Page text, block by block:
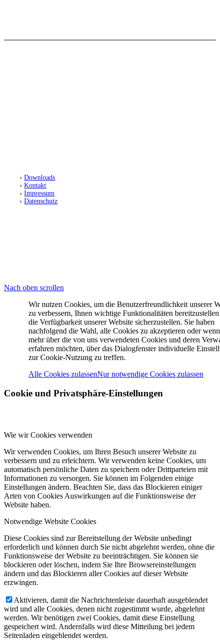
›Downloads
›Kontakt
›Impressum
›Datenschutz
Nach oben scrollen
Wir nutzen Cookies, um die Benutzerfreundlichkeit unserer
zu verbessern, Ihnen wichtige Funktionalitäten
die Verfügbarkeit unserer Website sicherzustellen. Sie haben
nachfolgend die Wahl, alle Cookies zu akzeptieren oder
mehr über die von uns verwendeten Cookies und deren
erfahren möchten, über das Dialogfenster individuelle
zur Cookie-Nutzung zu treffen.
Alle Cookies zulassenNur notwendige Cookies zulassen
Cookie und Privatsphäre-Einstellungen
Wie wir Cookies verwenden
Wir verwenden Cookies, um Ihren Besuch unserer Website zu
verbessern und zu erleichtern. Wir verwenden keine Cookies, um
automatisch persönliche Daten zu speichern oder Drittparteien mit
Informationen zu versorgen. Sie können im Folgenden einige
Einstellungen ändern. Beachten Sie, dass das Blockieren einiger
Arten von Cookies Auswirkungen auf die Funktionsweise der
Website haben.
Notwendige Website Cookies
Diese Cookies sind zur Bereitstellung der Website unbedingt
erforderlich und können durch Sie nicht abgelehnt werden, ohne die
Funktionsweise der Website zu beeinträchtigen. Sie können sie
blockieren oder löschen, indem Sie Ihre Browsereinstellungen
ändern und das Blockieren aller Cookies auf dieser Website
erzwingen.
Aktivieren, damit die Nachrichtenleiste dauerhaft ausgeblendet
wird und alle Cookies, denen nicht zugestimmt wurde, abgelehnt
werden. Wir benötigen zwei Cookies, damit diese Einstellung
gespeichert wird. Andernfalls wird diese Mitteilung bei jedem
Seitenladen eingeblendet werden.